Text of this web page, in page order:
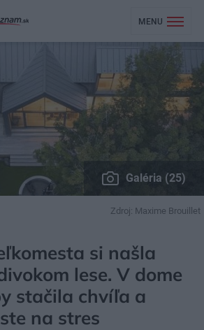
MENU
Galéria (25)
Zdroj: Maxime Brouillet
si našla
lese. V dome
stačila chvíľa a
na stres